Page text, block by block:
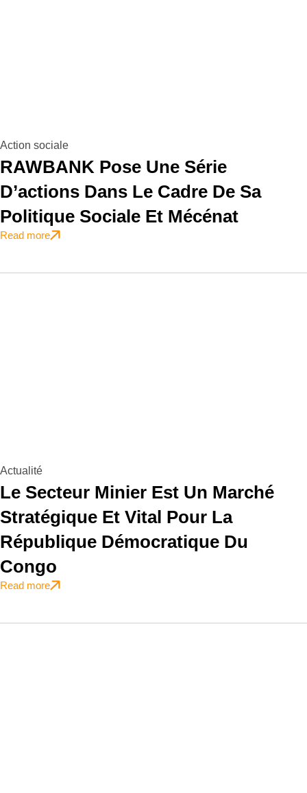
Action sociale
RAWBANK Pose Une Série
D’actions Dans Le Cadre De Sa
Politique Sociale Et Mécénat
Read more
Actualité
Le Secteur Minier Est Un Marché
Stratégique Et Vital Pour La
République Démocratique Du
Congo
Read more